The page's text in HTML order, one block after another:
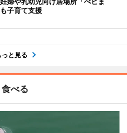
子育て支援
っと見る
食べる